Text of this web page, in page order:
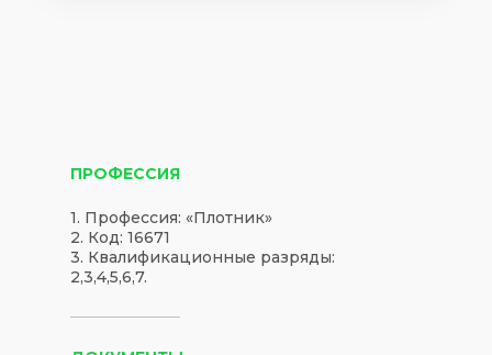
ПРОФЕССИЯ
1. Профессия: «Плотник»
2. Код: 16671
3. Квалификационные разряды:
2,3,4,5,6,7.